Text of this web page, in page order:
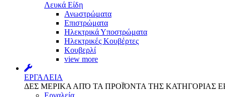
Λευκά Είδη
Ανωστρώματα
Επιστρώματα
Ηλεκτρικά Υποστρώματα
Ηλεκτρικές Κουβέρτες
Κουβερλί
view more
ΕΡΓΑΛΕΙΑ
ΔΕΣ ΜΕΡΙΚΑ ΑΠΌ ΤΑ ΠΡΟΪΌΝΤΑ ΤΗΣ ΚΑΤΗΓΟΡΙΑΣ
Εργαλεία